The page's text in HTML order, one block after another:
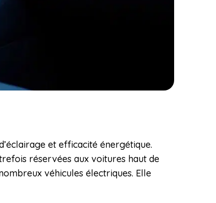
et efficacité énergétique.
réservées aux voitures haut de
véhicules électriques. Elle